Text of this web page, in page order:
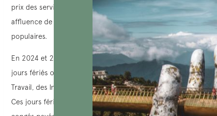
prix des services, une réservation complète et une
affluence de touristes locaux dans les sites touristiques
populaires.
En 2024 et 2025, les travailleurs officiels bénéficient de 6
jours fériés officiels, qui sont gérés par le Ministère du
Travail, des Invalides et des Affaires sociales du Vietnam.
Ces jours fériés au Vietnam sont considérés comme des